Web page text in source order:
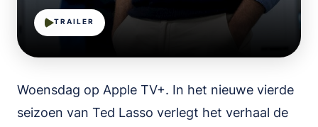
TRAILER
Woensdag op Apple TV+. In het nieuwe vierde
seizoen van Ted Lasso verlegt het verhaal de